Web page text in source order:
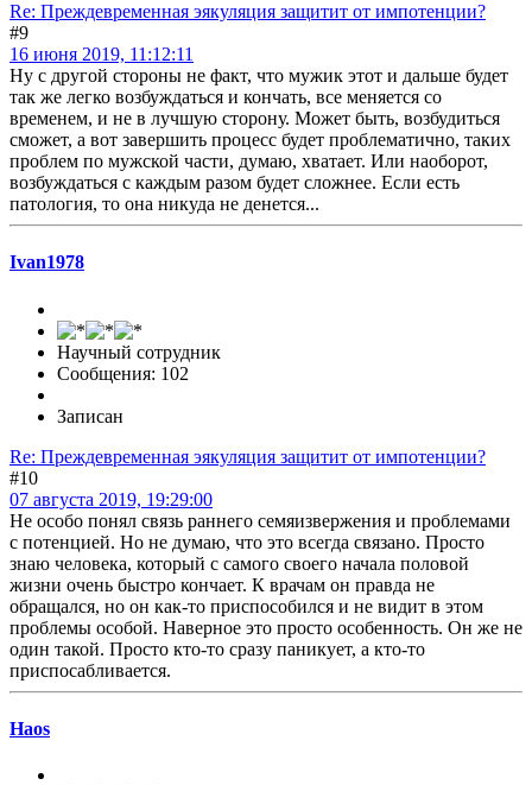
Re: Преждевременная эякуляция защитит от импотенции?
#9
16 июня 2019, 11:12:11
Ну с другой стороны не факт, что мужик этот и дальше будет
так же легко возбуждаться и кончать, все меняется со
временем, и не в лучшую сторону. Может быть, возбудиться
сможет, а вот завершить процесс будет проблематично, таких
проблем по мужской части, думаю, хватает. Или наоборот,
возбуждаться с каждым разом будет сложнее. Если есть
патология, то она никуда не денется...
Ivan1978
Научный сотрудник
Сообщения: 102
Записан
Re: Преждевременная эякуляция защитит от импотенции?
#10
07 августа 2019, 19:29:00
Не особо понял связь раннего семяизвержения и проблемами
с потенцией. Но не думаю, что это всегда связано. Просто
знаю человека, который с самого своего начала половой
жизни очень быстро кончает. К врачам он правда не
обращался, но он как-то приспособился и не видит в этом
проблемы особой. Наверное это просто особенность. Он же не
один такой. Просто кто-то сразу паникует, а кто-то
приспосабливается.
Haos